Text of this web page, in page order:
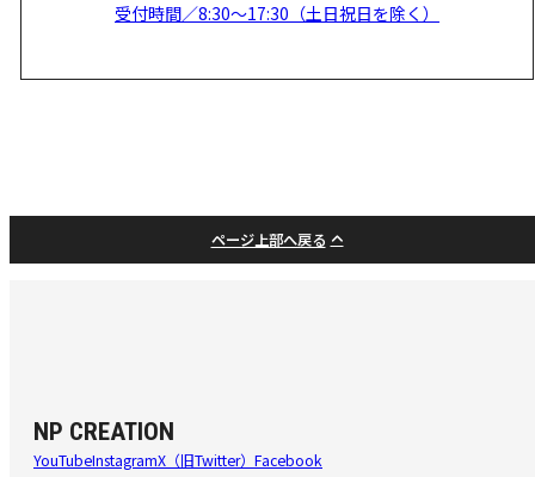
受付時間／8:30～17:30（土日祝日を除く）
ページ上部へ戻る
NP CREATION
YouTubeInstagramX（旧Twitter） Facebook